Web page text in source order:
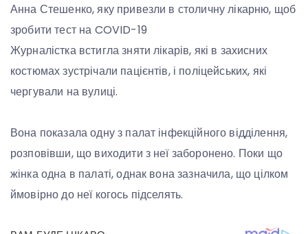
Анна Стешенко, яку привезли в столичну лікарню, щоб
зробити тест на COVID-19
Журналістка встигла зняти лікарів, які в захисних
костюмах зустрічали пацієнтів, і поліцейських, які
чергували на вулиці.
Вона показала одну з палат інфекційного відділення,
розповівши, що виходити з неї заборонено. Поки що
жінка одна в палаті, однак вона зазначила, що цілком
ймовірно до неї когось підселять.